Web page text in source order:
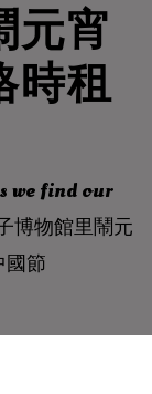
元宵
時租
we find our
博物館里鬧元
國節